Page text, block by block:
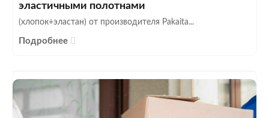
эластичными полотнами
(хлопок+эластан) от производителя Pakaita...
Подробнее